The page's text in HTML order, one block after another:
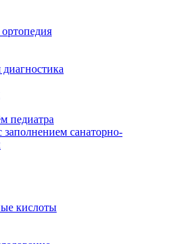
педиатра
заполнением санаторно-
кислоты